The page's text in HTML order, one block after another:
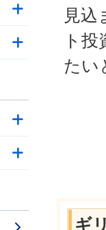
見込
ト
たい
ギ